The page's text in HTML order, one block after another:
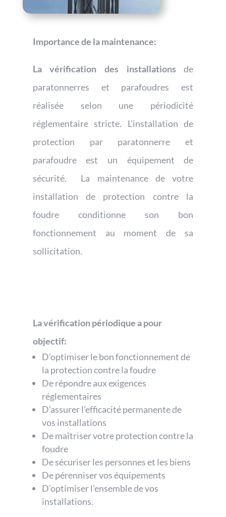
Importance de la maintenance:
La vérification des installations de
paratonnerres et parafoudres est
réalisée selon une périodicité
réglementaire stricte. L’installation de
protection par paratonnerre et
parafoudre est un équipement de
sécurité. La maintenance de votre
installation de protection contre la
foudre conditionne son bon
fonctionnement au moment de sa
sollicitation.
La vérification périodique a pour
objectif:
D’optimiser le bon fonctionnement de
la protection contre la foudre
De répondre aux exigences
réglementaires
D’assurer l’efficacité permanente de
vos installations
De maîtriser votre protection contre la
foudre
De sécuriser les personnes et les biens
De pérenniser vos équipements
D’optimiser l’ensemble de vos
installations.